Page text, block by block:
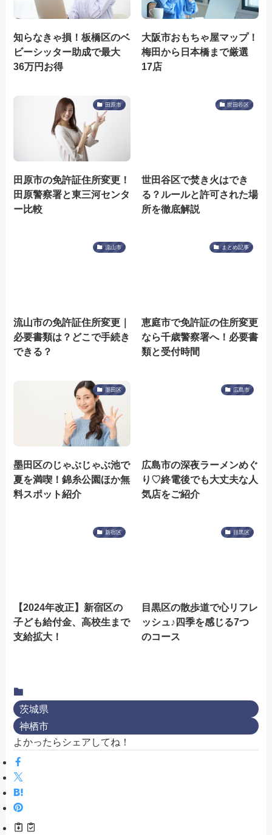
知らなきゃ損！板橋区のベ
ビーシッター助成で最大
36万円お得
大阪市おもちゃ屋マップ！
梅田から日本橋まで厳選
17店
田原市
田原市の免許証住所変更！
田原警察署と東三河センタ
ー比較
世田谷区
世田谷区で焚き火はでき
る？ルールと許可された場
所を徹底解説
流山市
流山市の免許証住所変更｜
必要書類は？どこで手続き
できる？
まとめ記事
恵庭市で免許証の住所変更
なら千歳警察署へ！必要書
類と受付時間
墨田区
墨田区のじゃぶじゃぶ池で
夏を満喫！錦糸公園ほか無
料スポット紹介
広島市
広島市の深夜ラーメンめぐ
り♡終電後でも大丈夫な人
気店をご紹介
新宿区
【2024年改正】新宿区の
子ども給付金、高校生まで
支給拡大！
目黒区
目黒区の散歩道で心リフレ
ッシュ♪四季を感じる7つ
のコース
茨城県
神栖市
よかったらシェアしてね！